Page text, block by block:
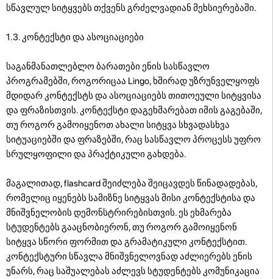
სწავლულ სიტყვებს თქვენს გრძელვადიან მეხსიერებაში.
1.3. კონტექსტი და ასოციაციები
საგანმანათლებლო ბარათები ენის სასწავლო
პროგრამებში, როგორიცაა Lingo, ხშირად უზრუნველყოფს
მდიდარ კონტექსტს და ასოციაციებს თითოეული სიტყვისა
და ფრაზისთვის. კონტექსტი დაგეხმარებათ იმის გაგებაში,
თუ როგორ გამოიყენოთ ახალი სიტყვა სხვადასხვა
სიტუაციებში და ფრაზებში, რაც სასწავლო პროცესს უფრო
სრულყოფილი და პრაქტიკული გახდება.
მაგალითად, flashcard შეიძლება შეიცავდეს წინადადებას,
რომელიც იყენებს სამიზნე სიტყვას მისი კონტექსტისა და
მნიშვნელობის დემონსტრირებისთვის. ეს ეხმარება
სტუდენტებს გააცნობიერონ, თუ როგორ გამოიყენონ
სიტყვა სწორი ფორმით და გრამატიკული კონტექსტით.
კონტექსტური სწავლა მნიშვნელოვნად აძლიერებს ენის
უნარს, რაც საშუალებას აძლევს სტუდენტებს კომუნიკაცია